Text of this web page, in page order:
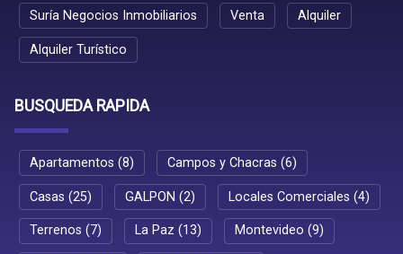
Suría Negocios Inmobiliarios Venta Alquiler
Alquiler Turístico
BUSQUEDA RAPIDA
Apartamentos (8) Campos y Chacras (6)
Casas (25) GALPON (2) Locales Comerciales (4)
Terrenos (7) La Paz (13) Montevideo (9)